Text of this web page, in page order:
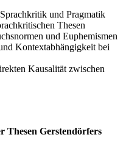
und Pragmatik
Thesen
und Euphemismen
Kontextabhängigkeit bei
Kausalität zwischen
Thesen Gerstendörfers